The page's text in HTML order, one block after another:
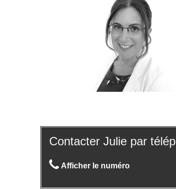
Contacter Julie par
Afficher le numéro